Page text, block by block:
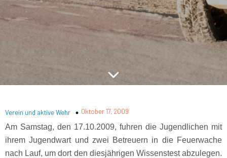
Verein und aktive Wehr Oktober 17, 2009
Am Samstag, den 17.10.2009, fuhren die Jugendlichen mit
ihrem Jugendwart und zwei Betreuern in die Feuerwache
nach Lauf, um dort den diesjährigen Wissenstest abzulegen.